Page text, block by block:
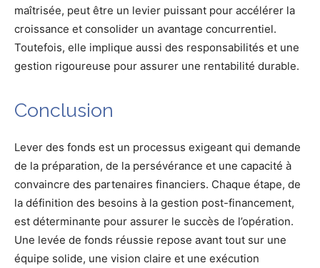
maîtrisée, peut être un levier puissant pour accélérer la
croissance et consolider un avantage concurrentiel.
Toutefois, elle implique aussi des responsabilités et une
gestion rigoureuse pour assurer une rentabilité durable.
Conclusion
Lever des fonds est un processus exigeant qui demande
de la préparation, de la persévérance et une capacité à
convaincre des partenaires financiers. Chaque étape, de
la définition des besoins à la gestion post-financement,
est déterminante pour assurer le succès de l’opération.
Une levée de fonds réussie repose avant tout sur une
équipe solide, une vision claire et une exécution